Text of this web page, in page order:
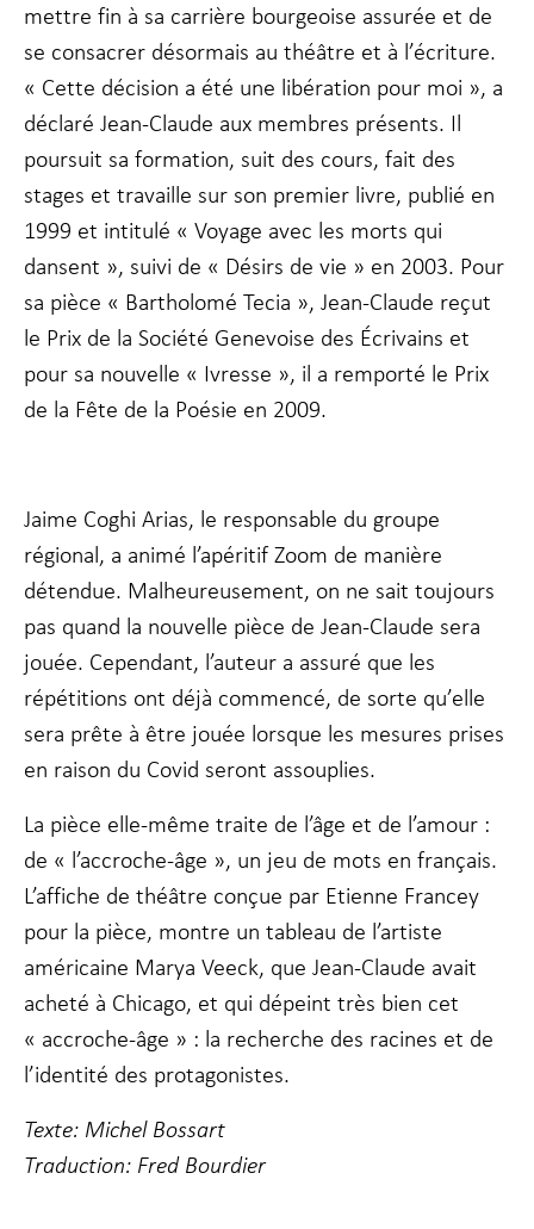
mettre fin à sa carrière bourgeoise assurée et de
se consacrer désormais au théâtre et à l’écriture.
« Cette décision a été une libération pour moi », a
déclaré Jean-Claude aux membres présents. Il
poursuit sa formation, suit des cours, fait des
stages et travaille sur son premier livre, publié en
1999 et intitulé « Voyage avec les morts qui
dansent », suivi de « Désirs de vie » en 2003. Pour
sa pièce « Bartholomé Tecia », Jean-Claude reçut
le Prix de la Société Genevoise des Écrivains et
pour sa nouvelle « Ivresse », il a remporté le Prix
de la Fête de la Poésie en 2009.
Jaime Coghi Arias, le responsable du groupe
régional, a animé l’apéritif Zoom de manière
détendue. Malheureusement, on ne sait toujours
pas quand la nouvelle pièce de Jean-Claude sera
jouée. Cependant, l’auteur a assuré que les
répétitions ont déjà commencé, de sorte qu’elle
sera prête à être jouée lorsque les mesures prises
en raison du Covid seront assouplies.
La pièce elle-même traite de l’âge et de l’amour :
de « l’accroche-âge », un jeu de mots en français.
L’affiche de théâtre conçue par Etienne Francey
pour la pièce, montre un tableau de l’artiste
américaine Marya Veeck, que Jean-Claude avait
acheté à Chicago, et qui dépeint très bien cet
« accroche-âge » : la recherche des racines et de
l’identité des protagonistes.
Texte: Michel Bossart
Traduction: Fred Bourdier